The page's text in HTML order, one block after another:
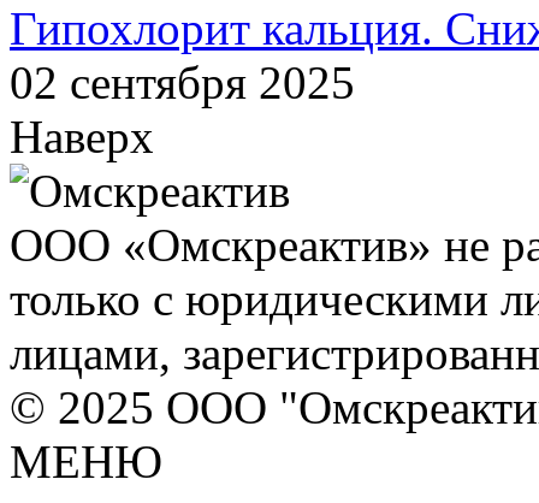
Гипохлорит кальция.
02 сентября 2025
Наверх
ООО «Омскреактив» не
только с юридическими
лицами,
© 2025 ООО
МЕНЮ